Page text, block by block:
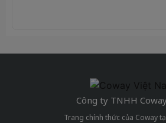
Công ty TNHH
Trang chính thức của Coway